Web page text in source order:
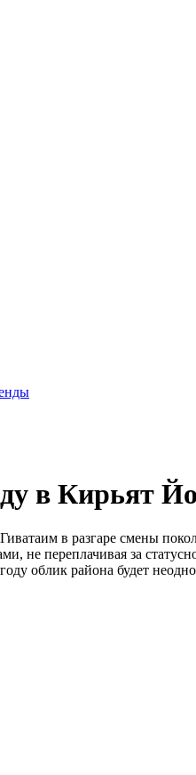
в Кирьят
в разгаре смены
не переплачивая за
облик района будет